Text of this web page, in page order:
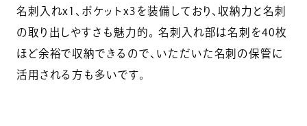
名刺入れx1、ポケットx3を装備しており、収納力と名刺
の取り出しやすさも魅力的。 名刺入れ部は名刺を40枚
ほど余裕で収納できるので、いただいた名刺の保管に
活用される方も多いです。